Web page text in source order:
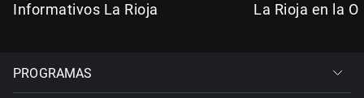
Informativos La Rioja La Rioja en la
PROGRAMAS